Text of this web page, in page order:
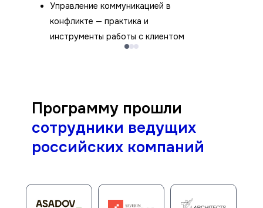
Управление коммуникацией в
конфликте — практика и
инструменты работы с клиентом
Программу прошли
сотрудники ведущих
российских компаний